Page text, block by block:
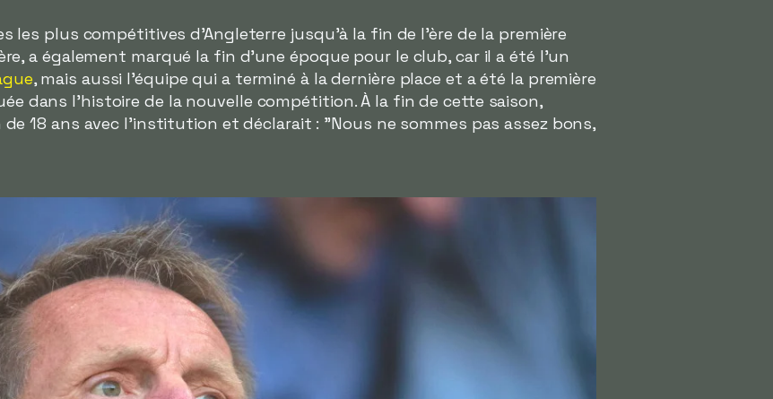
les plus compétitives d'Angleterre jusqu'à la fin de l'ère de la première
a également marqué la fin d'une époque pour le club, car il a été l'un
, mais aussi l'équipe qui a terminé à la dernière place et a été la première
dans l'histoire de la nouvelle compétition. À la fin de cette saison,
18 ans avec l'institution et déclarait : "Nous ne sommes pas assez bons,